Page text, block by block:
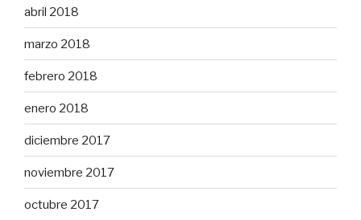
abril 2018
marzo 2018
febrero 2018
enero 2018
diciembre 2017
noviembre 2017
octubre 2017